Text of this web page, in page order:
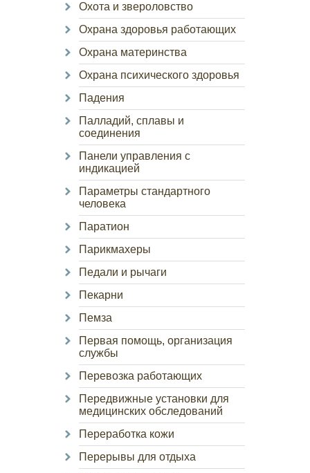
Охота и звероловство
Охрана здоровья работающих
Охрана материнства
Охрана психического здоровья
Падения
Палладий, сплавы и
соединения
Панели управления с
индикацией
Параметры стандартного
человека
Паратион
Парикмахеры
Педали и рычаги
Пекарни
Пемза
Первая помощь, организация
службы
Перевозка работающих
Передвижные установки для
медицинских обследований
Переработка кожи
Перерывы для отдыха